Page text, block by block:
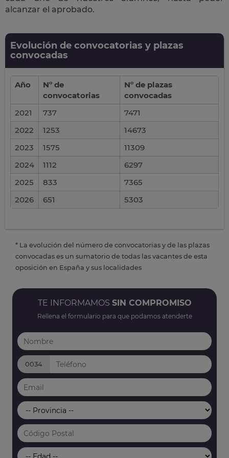
alcanzar el aprobado.
Evolución de convocatorias y plazas
convocadas
Año
Nº de
convocatorias
Nº de plazas
convocadas
2021
737
7471
2022
1253
14673
2023
1575
11309
2024
1112
6297
2025
833
7365
2026
651 5303
* La evolución del número de convocatorias y de las plazas
convocadas es un sumatorio de todas las vacantes de esta
oposición en España y sus localidades
TE INFORMAMOS SIN COMPROMISO
Rellena el formulario para que podamos atenderte
0034